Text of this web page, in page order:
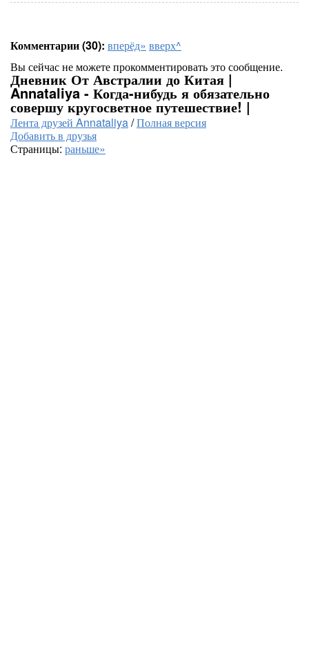
Комментарии (30): вперёд» вверх^
Вы сейчас не можете прокомментировать это сообщение.
Дневник От Австралии до Китая |
Annataliya - Когда-нибудь я обязательно
совершу кругосветное путешествие! |
Лента друзей Annataliya/Полная версия
Добавить в друзья
Страницы: раньше»